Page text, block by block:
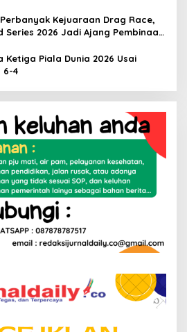
Kejuaraan Drag Race,
Series 2026 Jadi Ajang Pembinaan
Ketiga Piala Dunia 2026 Usai
6-4